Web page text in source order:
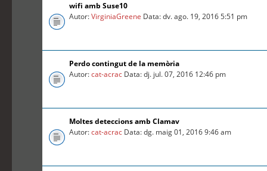
wifi amb Suse10
Autor:VirginiaGreene Data: dv. ago. 19, 2016 5:51 pm
Perdo contingut de la memòria
Autor:cat-acrac Data: dj. jul. 07, 2016 12:46 pm
Moltes deteccions amb Clamav
Autor:cat-acrac Data: dg. maig 01, 2016 9:46 am